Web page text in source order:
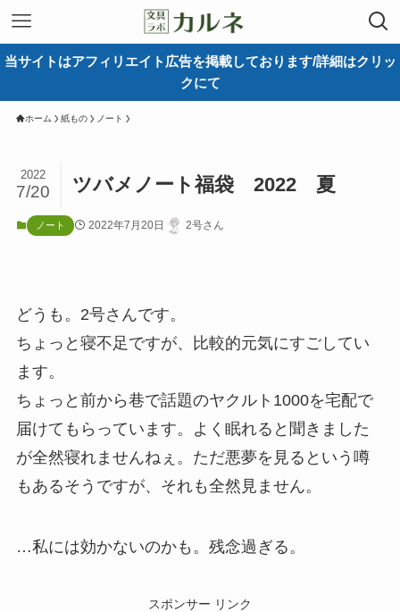
当サイトはアフィリエイト広告を掲載しております/詳細はクリッ
クにて
ホーム 紙もの ノート
ツバメノート福袋 2022 夏
2022
7/20
ノート 2022年7月20日 2号さん
どうも。2号さんです。
ちょっと寝不足ですが、比較的元気にすごしてい
ます。
ちょっと前から巷で話題のヤクルト1000を宅配で
届けてもらっています。よく眠れると聞きました
が全然寝れませんねぇ。ただ悪夢を見るという噂
もあるそうですが、それも全然見ません。
…私には効かないのかも。残念過ぎる。
スポンサー リンク